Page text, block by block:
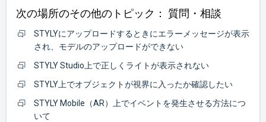
次の場所のその他のトピック： 質問・相談
STYLYにアップロードするときにエラーメッセージが表示
され、モデルのアップロードができない
STYLY Studio上で正しくライトが表示されない
STYLY上でオブジェクトが視界に入ったか確認したい
STYLY Mobile（AR）上でイベントを発生させる方法につ
いて